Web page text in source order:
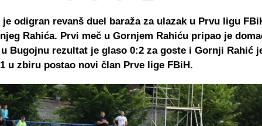
odigran revanš duel baraža za ulazak u Prvu ligu
Rahića. Prvi meč u Gornjem Rahiću pripao je
Bugojnu rezultat je glaso 0:2 za goste i Gornji Rahić
u zbiru postao novi član Prve lige FBiH.